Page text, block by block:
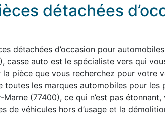
détachées
détachées d’occasion pour
casse auto est le spécialiste vers qui
pièce que vous recherchez pour votre
toutes les marques automobiles pour les
(77400), ce qui n’est pas étonnant,
de véhicules hors d’usage et la